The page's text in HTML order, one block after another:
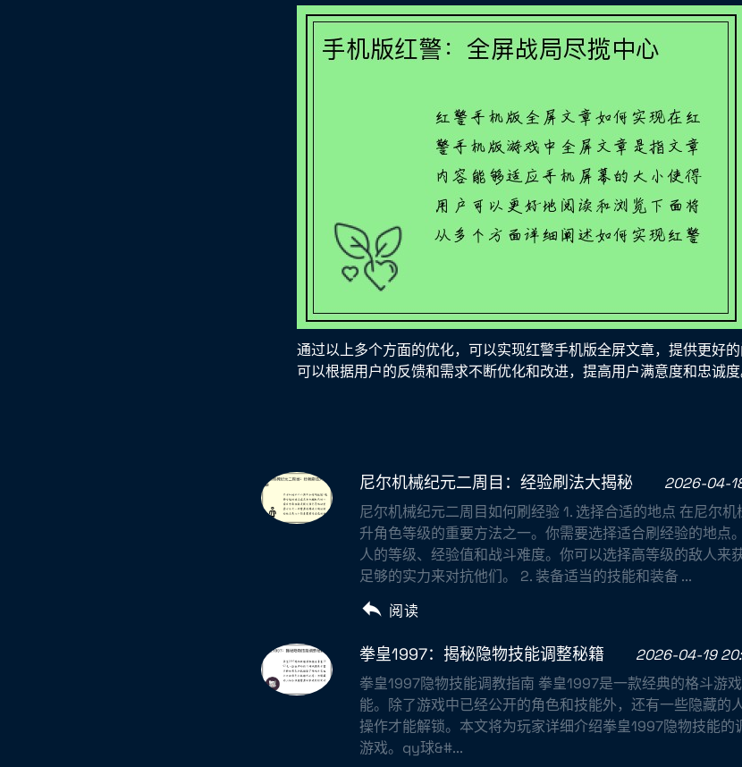
通过以上多个方面的优化，可以实现红警手机版全屏文章，提供更好
可以根据用户的反馈和需求不断优化和改进，提高用户满意度和忠诚度
尼尔机械纪元二周目：经验刷法大揭秘
2026-04-
尼尔机械纪元二周目如何刷经验 1. 选择合适的地点 在尼尔
升角色等级的重要方法之一。你需要选择适合刷经验的地点
人的等级、经验值和战斗难度。你可以选择高等级的敌人来
足够的实力来对抗他们。 2. 装备适当的技能和装备 ...
阅读
拳皇1997：揭秘隐物技能调整秘籍
2026-04-19
拳皇1997隐物技能调教指南 拳皇1997是一款经典的格斗游
能。除了游戏中已经公开的角色和技能外，还有一些隐藏的
操作才能解锁。本文将为玩家详细介绍拳皇1997隐物技能的
游戏。qy球&#...